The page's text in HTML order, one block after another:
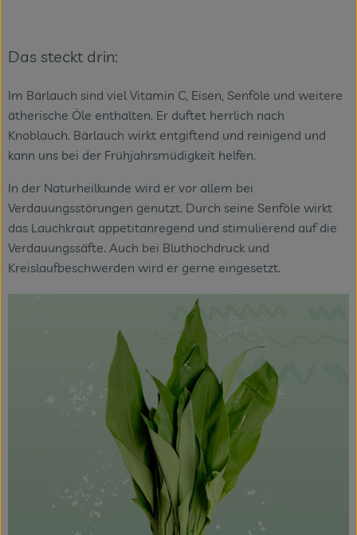
Das steckt drin:
Im Bärlauch sind viel Vitamin C, Eisen, Senföle und weitere
ätherische Öle enthalten. Er duftet herrlich nach
Knoblauch. Bärlauch wirkt entgiftend und reinigend und
kann uns bei der Frühjahrsmüdigkeit helfen.
In der Naturheilkunde wird er vor allem bei
Verdauungsstörungen genutzt. Durch seine Senföle wirkt
das Lauchkraut appetitanregend und stimulierend auf die
Verdauungssäfte. Auch bei Bluthochdruck und
Kreislaufbeschwerden wird er gerne eingesetzt.